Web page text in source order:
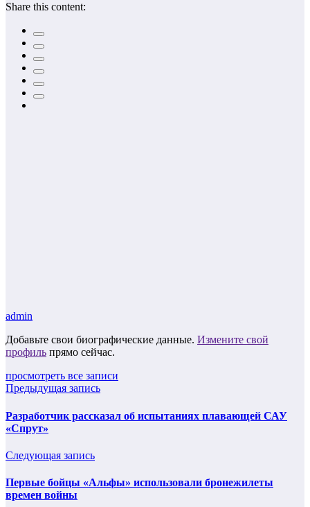
Share this content:
admin
Добавьте свои биографические данные. Измените свой
профиль прямо сейчас.
просмотреть все записи
Предыдущая запись
Разработчик рассказал об испытаниях плавающей САУ
«Спрут»
Следующая запись
Первые бойцы «Альфы» использовали бронежилеты
времен войны